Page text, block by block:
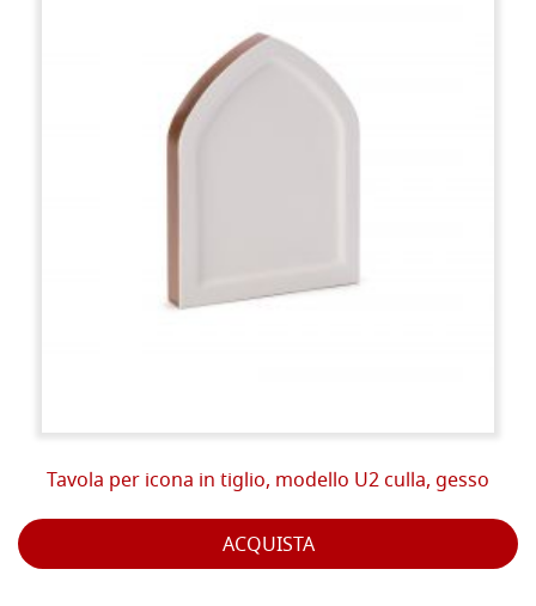
Tavola per icona in tiglio, modello U2 culla, gesso
ACQUISTA